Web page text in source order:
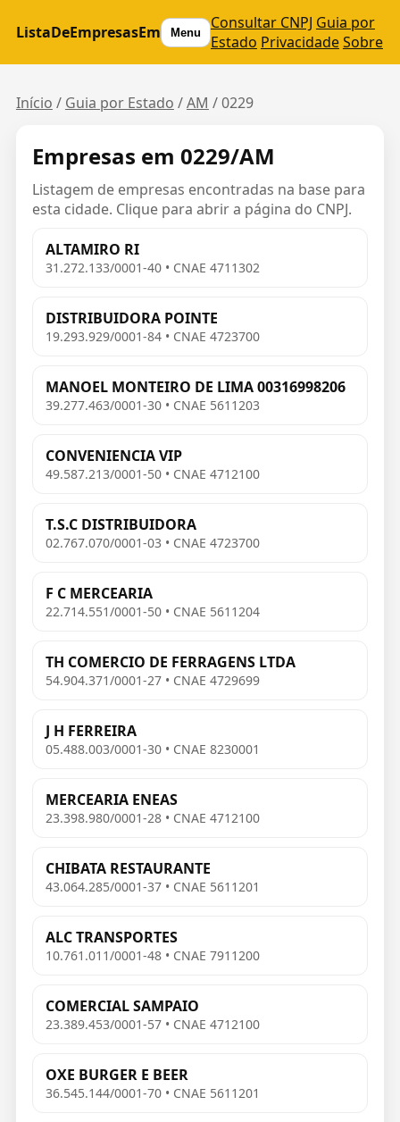
ListaDeEmpresasEm Menu Consultar CNPJ Guia por
Estado PrivacidadeSobre
Início / Guia por Estado /AM /0229
Empresas em 0229/AM
Listagem de empresas encontradas na base para
esta cidade. Clique para abrir a página do CNPJ.
ALTAMIRO RI
31.272.133/0001-40 • CNAE 4711302
DISTRIBUIDORA POINTE
19.293.929/0001-84 • CNAE 4723700
MANOEL MONTEIRO DE LIMA 00316998206
39.277.463/0001-30 • CNAE 5611203
CONVENIENCIA VIP
49.587.213/0001-50 • CNAE 4712100
T.S.C DISTRIBUIDORA
02.767.070/0001-03 • CNAE 4723700
F C MERCEARIA
22.714.551/0001-50 • CNAE 5611204
TH COMERCIO DE FERRAGENS LTDA
54.904.371/0001-27 • CNAE 4729699
J H FERREIRA
05.488.003/0001-30 • CNAE 8230001
MERCEARIA ENEAS
23.398.980/0001-28 • CNAE 4712100
CHIBATA RESTAURANTE
43.064.285/0001-37 • CNAE 5611201
ALC TRANSPORTES
10.761.011/0001-48 • CNAE 7911200
COMERCIAL SAMPAIO
23.389.453/0001-57 • CNAE 4712100
OXE BURGER E BEER
36.545.144/0001-70 • CNAE 5611201